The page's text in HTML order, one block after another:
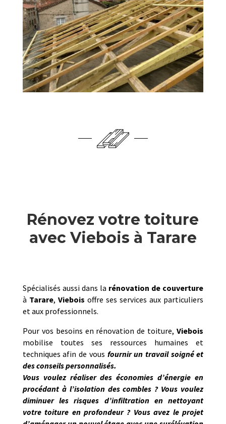
Rénovez votre toiture
avec Viebois à Tarare
Spécialisés aussi dans la rénovation de couverture
à Tarare, Viebois offre ses services aux particuliers
et aux professionnels.
Pour vos besoins en rénovation de toiture,Viebois
mobilise toutes ses ressources humaines et
techniques afin de vous fournir un travail soigné et
des conseils personnalisés.
Vous voulez réaliser des économies d’énergie en
procédant à l’isolation des combles ? Vous voulez
diminuer les risques d’infiltration en nettoyant
votre toiture en profondeur ? Vous avez le projet